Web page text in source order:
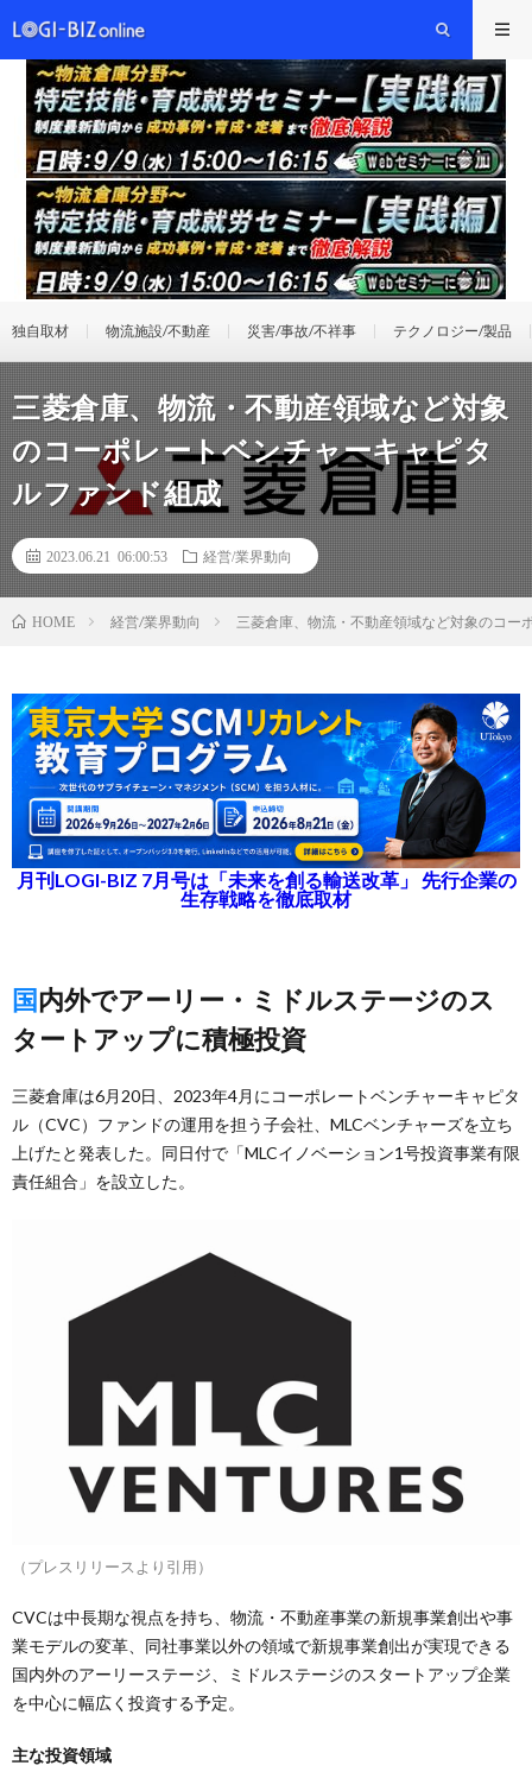
独自取材 物流施設/不動産 災害/事故/不祥事 テクノロジー/製品
三菱倉庫、物流・不動産領域など対象
のコーポレートベンチャーキャピタ
ルファンド組成
2023.06.21 06:00:53 経営/業界動向
HOME 経営/業界動向 三菱倉庫、物流・不動産領域など対象のコー
月刊LOGI-BIZ 7月号は「未来を創る輸送改革」 先行企業の
生存戦略を徹底取材
国内外でアーリー・ミドルステージのス
タートアップに積極投資
三菱倉庫は6月20日、2023年4月にコーポレートベンチャーキャピタ
ル（CVC）ファンドの運用を担う子会社、MLCベンチャーズを立ち
上げたと発表した。同日付で「MLCイノベーション1号投資事業有限
責任組合」を設立した。
（プレスリリースより引用）
CVCは中長期な視点を持ち、物流・不動産事業の新規事業創出や事
業モデルの変革、同社事業以外の領域で新規事業創出が実現できる
国内外のアーリーステージ、ミドルステージのスタートアップ企業
を中心に幅広く投資する予定。
主な投資領域